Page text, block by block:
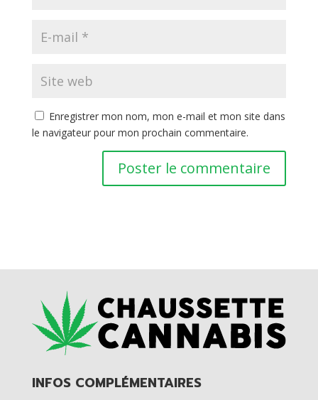
Enregistrer mon nom, mon e-mail et mon site dans
le navigateur pour mon prochain commentaire.
i
INFOS COMPLÉMENTAIRES